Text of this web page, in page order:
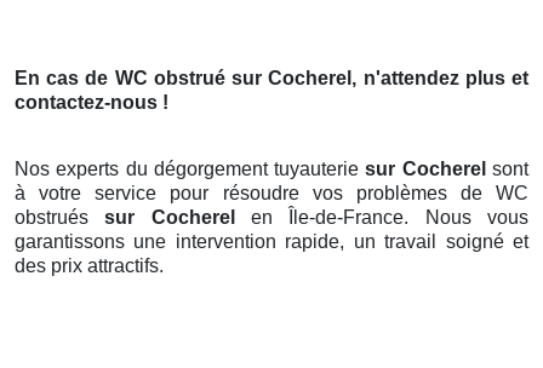
En cas de WC obstruésur Cocherel , n'attendez plus et
contactez-nous !
Nos experts du dégorgement tuyauteriesur Cocherelsont
à votre service pour résoudre vos problèmes de WC
obstruéssur Cocherelen Île-de-France. Nous vous
garantissons une intervention rapide, un travail soigné et
des prix attractifs.